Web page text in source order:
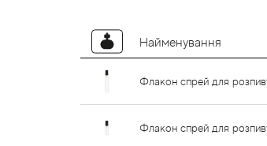
Найменування
Флакон спрей для
Флакон спрей для